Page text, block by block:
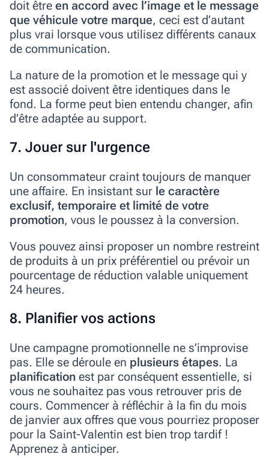
doit être en accord avec l’image et le message
que véhicule votre marque, ceci est d’autant
plus vrai lorsque vous utilisez différents canaux
de communication.
La nature de la promotion et le message qui y
est associé doivent être identiques dans le
fond. La forme peut bien entendu changer, afin
d’être adaptée au support.
7. Jouer sur l'urgence
Un consommateur craint toujours de manquer
une affaire. En insistant sur le caractère
exclusif, temporaire et limité de votre
promotion, vous le poussez à la conversion.
Vous pouvez ainsi proposer un nombre restreint
de produits à un prix préférentiel ou prévoir un
pourcentage de réduction valable uniquement
24 heures.
8. Planifier vos actions
Une campagne promotionnelle ne s’improvise
pas. Elle se déroule en plusieurs étapes. La
planification est par conséquent essentielle, si
vous ne souhaitez pas vous retrouver pris de
cours. Commencer à réfléchir à la fin du mois
de janvier aux offres que vous pourriez proposer
pour la Saint-Valentin est bien trop tardif !
Apprenez à anticiper.